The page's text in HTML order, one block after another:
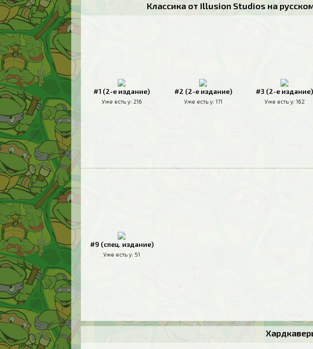
Классика от Illusion Studios на
#1 (2-е издание)
Уже есть у: 216
#2 (2-е издание)
Уже есть у: 171
#3 (2-е издание)
Уже есть у: 162
#9 (спец. издание)
Уже есть у: 51